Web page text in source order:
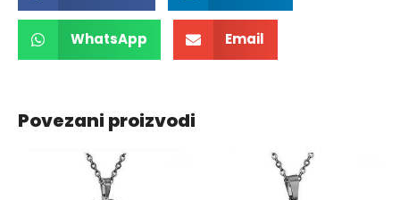
WhatsApp Email
Povezani proizvodi